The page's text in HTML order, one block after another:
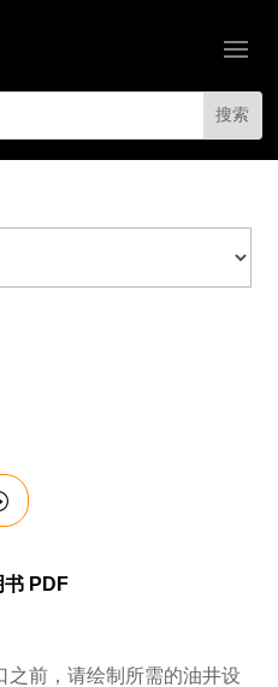
书 PDF
之前，请绘制所需的油井设